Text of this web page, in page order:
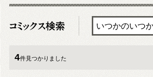
4件見つかりました